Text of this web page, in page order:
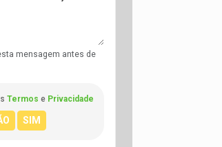
mensagem antes de
Termos e Privacidade